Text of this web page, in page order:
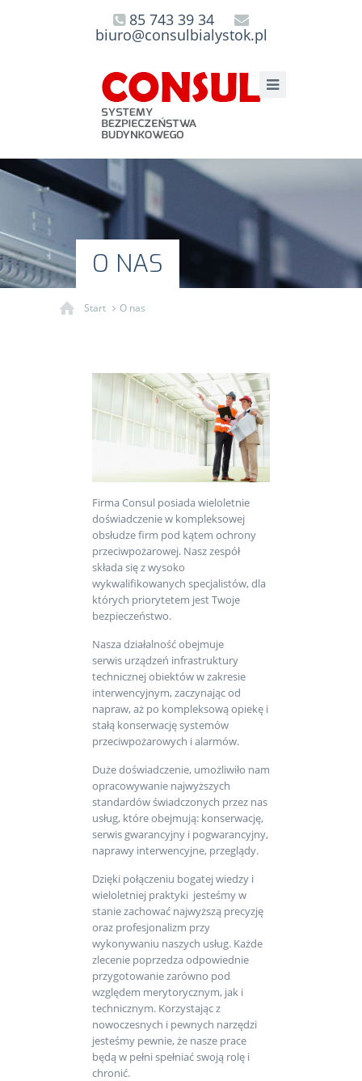
85 743 39 34
biuro@consulbialystok.pl
O NAS
Start O nas
Firma Consul posiada wieloletnie
doświadczenie w kompleksowej
obsłudze firm pod kątem ochrony
przeciwpożarowej. Nasz zespół
składa się z wysoko
wykwalifikowanych specjalistów, dla
których priorytetem jest Twoje
bezpieczeństwo.
Nasza działalność obejmuje
serwis urządzeń infrastruktury
technicznej obiektów w zakresie
interwencyjnym, zaczynając od
napraw, aż po kompleksową opiekę i
stałą konserwację systemów
przeciwpożarowych i alarmów.
Duże doświadczenie, umożliwiło nam
opracowywanie najwyższych
standardów świadczonych przez nas
usług, które obejmują: konserwację,
serwis gwarancyjny i pogwarancyjny,
naprawy interwencyjne, przeglądy.
Dzięki połączeniu bogatej wiedzy i
wieloletniej praktyki jesteśmy w
stanie zachować najwyższą precyzję
oraz profesjonalizm przy
wykonywaniu naszych usług. Każde
zlecenie poprzedza odpowiednie
przygotowanie zarówno pod
względem merytorycznym, jak i
technicznym. Korzystając z
nowoczesnych i pewnych narzędzi
jesteśmy pewnie, że nasze prace
będą w pełni spełniać swoją rolę i
chronić.